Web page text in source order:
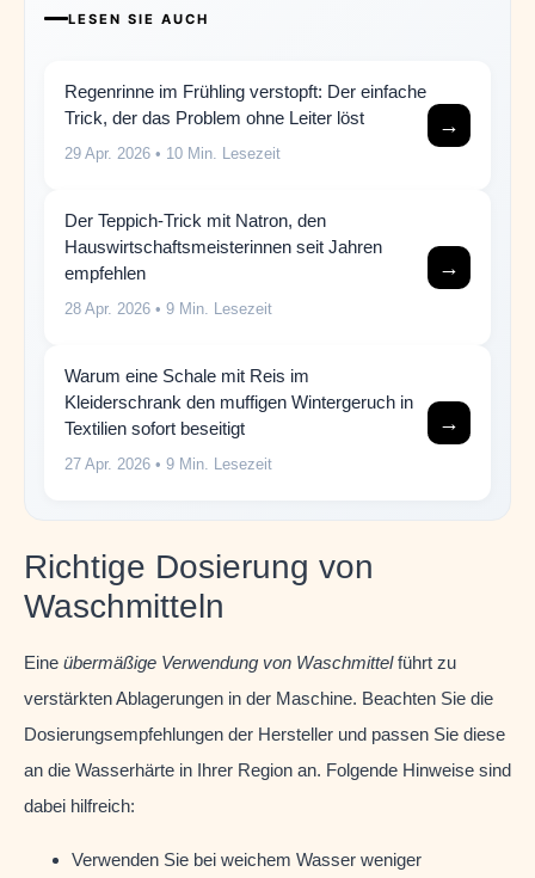
LESEN SIE AUCH
Regenrinne im Frühling verstopft: Der einfache
Trick, der das Problem ohne Leiter löst
29 Apr. 2026 • 10 Min. Lesezeit
→
Der Teppich-Trick mit Natron, den
Hauswirtschaftsmeisterinnen seit Jahren
empfehlen
28 Apr. 2026 • 9 Min. Lesezeit
→
Warum eine Schale mit Reis im
Kleiderschrank den muffigen Wintergeruch in
Textilien sofort beseitigt
27 Apr. 2026 • 9 Min. Lesezeit
→
Richtige Dosierung von
Waschmitteln
Eine übermäßige Verwendung von Waschmittelführt zu
verstärkten Ablagerungen in der Maschine. Beachten Sie die
Dosierungsempfehlungen der Hersteller und passen Sie diese
an die Wasserhärte in Ihrer Region an. Folgende Hinweise sind
dabei hilfreich:
Verwenden Sie bei weichem Wasser weniger